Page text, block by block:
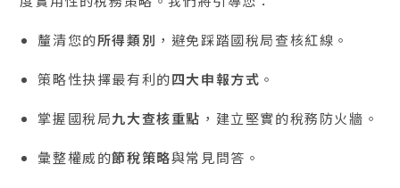
釐清您的所得類別 ，避免踩踏國稅局查核紅線。
策略性抉擇最有利的四大申報方式 。
掌握國稅局九大查核重點 ，建立堅實的稅務防火牆。
彙整權威的節稅策略與常見問答。